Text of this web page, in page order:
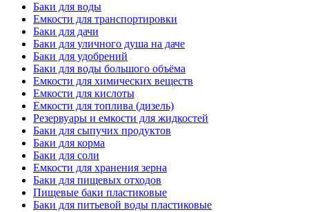
Баки для воды
Емкости для транспортировки
Баки для дачи
Баки для уличного душа на даче
Баки для удобрений
Баки для воды большого объёма
Емкости для химических веществ
Емкости для кислоты
Емкости для топлива (дизель)
Резервуары и емкости для жидкостей
Баки для сыпучих продуктов
Баки для корма
Баки для соли
Емкости для хранения зерна
Баки для пищевых отходов
Пищевые баки пластиковые
Баки для питьевой воды пластиковые